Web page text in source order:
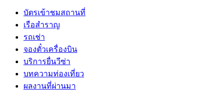
บัตรเข้าชมสถานที่
เรือสำราญ
รถเช่า
จองตั๋วเครื่องบิน
บริการยื่นวีซ่า
บทความท่องเที่ยว
ผลงานที่ผ่านมา